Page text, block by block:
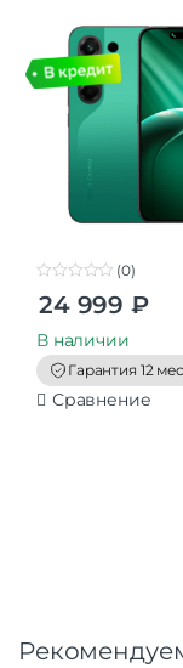
o
t
o
f
5
(0)
24 999 ₽
В наличии
Гарантия 12
Сравнение